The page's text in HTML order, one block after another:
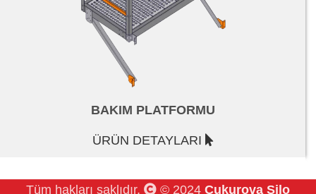
BAKIM PLATFORMU
ÜRÜN DETAYLARI
Tüm hakları saklıdır. © 2024 Çukurova Silo